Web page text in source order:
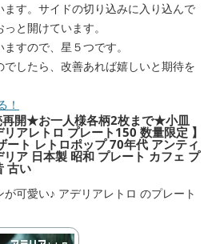
す。サイドの切り込みに入り込んで
と開けています。
すので、星５つです。
したら、改善あれば嬉しいと期待を
！
開★お一人様各柄2枚まで★小皿
アレトロ プレート150 数量限定 】
ート レトロポップ 70年代 アンティ
ア 日本製 昭和 プレート カフェ プ
古い
可愛い♪ アデリアレトロ のプレート